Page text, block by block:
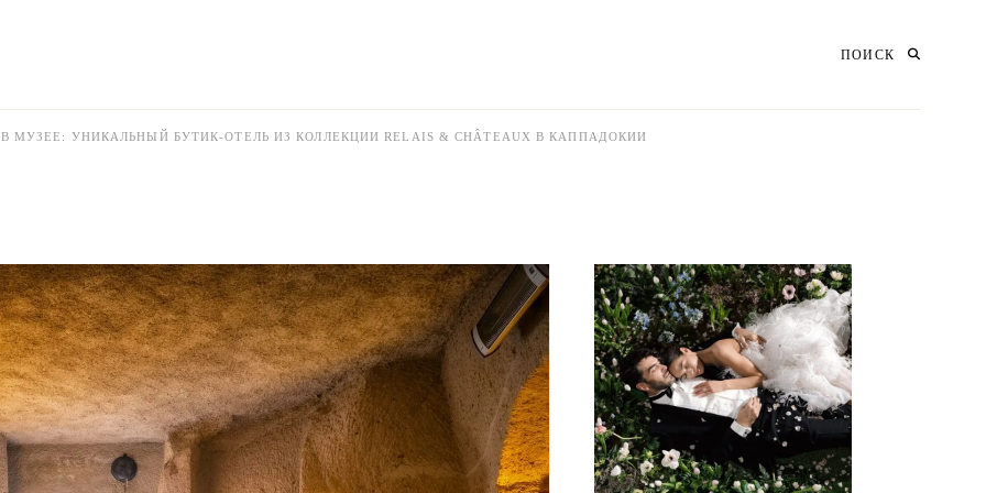
ПОИСК
МУЗЕЕ: УНИКАЛЬНЫЙ БУТИК-ОТЕЛЬ ИЗ КОЛЛЕКЦИИ RELAIS & CHÂTEAUX В КАППАДОКИИ